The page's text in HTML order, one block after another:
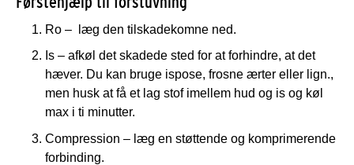
Ro – læg den tilskadekomne ned.
Is – afkøl det skadede sted for at forhindre, at det
hæver. Du kan bruge ispose, frosne ærter eller lign.,
men husk at få et lag stof imellem hud og is og køl
max i ti minutter.
Compression – læg en støttende og komprimerende
forbinding.